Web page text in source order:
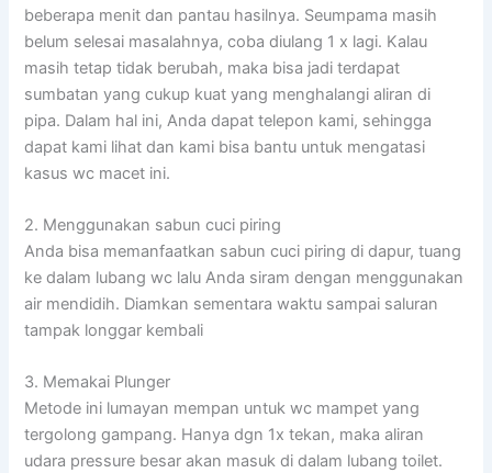
beberapa menit dan pantau hasilnya. Seumpama masih
belum selesai masalahnya, coba diulang 1 x lagi. Kalau
masih tetap tidak berubah, maka bisa jadi terdapat
sumbatan yang cukup kuat yang menghalangi aliran di
pipa. Dalam hal ini, Anda dapat telepon kami, sehingga
dapat kami lihat dan kami bisa bantu untuk mengatasi
kasus wc macet ini.
2. Menggunakan sabun cuci piring
Anda bisa memanfaatkan sabun cuci piring di dapur, tuang
ke dalam lubang wc lalu Anda siram dengan menggunakan
air mendidih. Diamkan sementara waktu sampai saluran
tampak longgar kembali
3. Memakai Plunger
Metode ini lumayan mempan untuk wc mampet yang
tergolong gampang. Hanya dgn 1x tekan, maka aliran
udara pressure besar akan masuk di dalam lubang toilet.